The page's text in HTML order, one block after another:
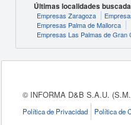
Últimas localidades
Empresas Zaragoza
Empresas Palma de Mallorca
Empresas Las Palmas de Gran
© INFORMA D&B S.A.U.
Política de Privacidad
Política de